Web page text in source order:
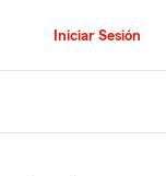
Iniciar Sesión